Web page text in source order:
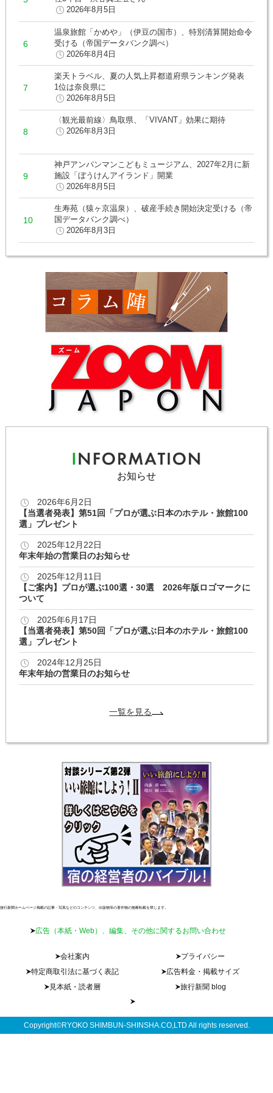
2026年8月5日
温泉旅館「かめや」（伊豆の国市）、特別清算開始命令
受ける（帝国データバンク調べ）
2026年8月4日
楽天トラベル、夏の人気上昇都道府県ランキング発表
1位は奈良県に
2026年8月5日
〈観光最前線〉鳥取県、「VIVANT」効果に期待
2026年8月3日
神戸アンパンマンこどもミュージアム、2027年2月に新
施設「ぼうけんアイランド」開業
2026年8月5日
生寿苑（猿ヶ京温泉）、破産手続き開始決定受ける（帝
国データバンク調べ）
2026年8月3日
お知らせ
2026年6月2日
【当選者発表】第51回「プロが選ぶ日本のホテル・旅館100
選」プレゼント
2025年12月22日
年末年始の営業日のお知らせ
2025年12月11日
【ご案内】プロが選ぶ100選・30選 2026年版ロゴマークに
ついて
2025年6月17日
【当選者発表】第50回「プロが選ぶ日本のホテル・旅館100
選」プレゼント
2024年12月25日
年末年始の営業日のお知らせ
一覧を見る
旅行新聞ホームページ掲載の記事・写真などのコンテンツ、出版物等の著作物の無断転載を禁じます。
広告（本紙・Web）、編集、その他に関するお問い合わせ
会社案内
プライバシー
特定商取引法に基づく表記
広告料金・掲載サイズ
見本紙・読者層
旅行新聞 blog
Copyright©RYOKO SHIMBUN-SHINSHA.CO,LTD All rights reserved.